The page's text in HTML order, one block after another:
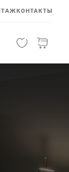
КОНТАКТЫ